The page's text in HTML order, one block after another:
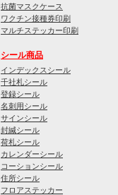
抗菌マスクケース
ワクチン接種券印刷
マルチステッカー印刷
シール商品
インデックスシール
千社札シール
登録シール
名刺用シール
サインシール
封緘シール
荷札シール
カレンダーシール
コーションシール
住所シール
フロアステッカー